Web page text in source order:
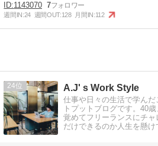
1143070 7
週間IN:24 週間OUT:128 月間IN:112
24 A.J' s Work Style
仕事や日々の生活で学ん
トプットブログです。40
覚めてフリーランスにチ
だけできるのか人生を懸け